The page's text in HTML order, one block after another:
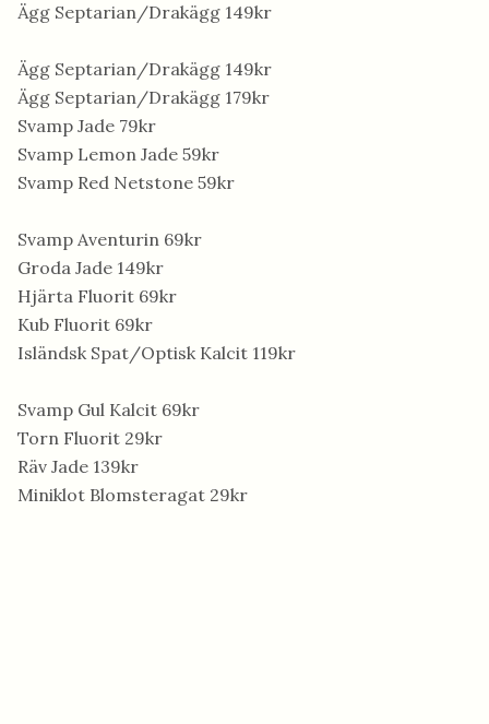
Ägg Septarian/Drakägg 149kr
Ägg Septarian/Drakägg 149kr
Ägg Septarian/Drakägg 179kr
Svamp Jade 79kr
Svamp Lemon Jade 59kr
Svamp Red Netstone 59kr
Svamp Aventurin 69kr
Groda Jade 149kr
Hjärta Fluorit 69kr
Kub Fluorit 69kr
Isländsk Spat/Optisk Kalcit 119kr
Svamp Gul Kalcit 69kr
Torn Fluorit 29kr
Räv Jade 139kr
Miniklot Blomsteragat 29kr